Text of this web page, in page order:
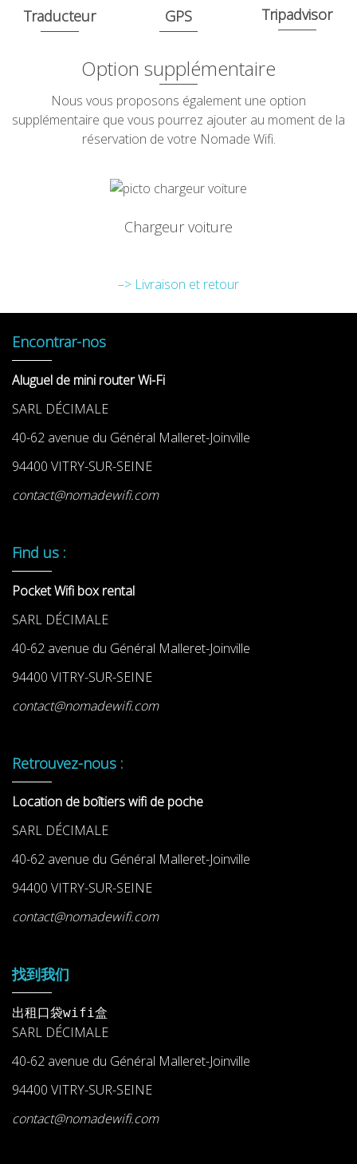
Traducteur GPS Tripadvisor
Option supplémentaire
Nous vous proposons également une option
supplémentaire que vous pourrez ajouter au moment de la
réservation de votre Nomade Wifi.
Chargeur voiture
–> Livraison et retour
Encontrar-nos
Aluguel de mini router Wi-Fi
SARL DÉCIMALE
40-62 avenue du Général Malleret-Joinville
94400 VITRY-SUR-SEINE
contact@nomadewifi.com
Find us :
Pocket Wifi box rental
SARL DÉCIMALE
40-62 avenue du Général Malleret-Joinville
94400 VITRY-SUR-SEINE
contact@nomadewifi.com
Retrouvez-nous :
Location de boîtiers wifi de poche
SARL DÉCIMALE
40-62 avenue du Général Malleret-Joinville
94400 VITRY-SUR-SEINE
contact@nomadewifi.com
找到我们
出租口袋wifi盒
SARL DÉCIMALE
40-62 avenue du Général Malleret-Joinville
94400 VITRY-SUR-SEINE
contact@nomadewifi.com